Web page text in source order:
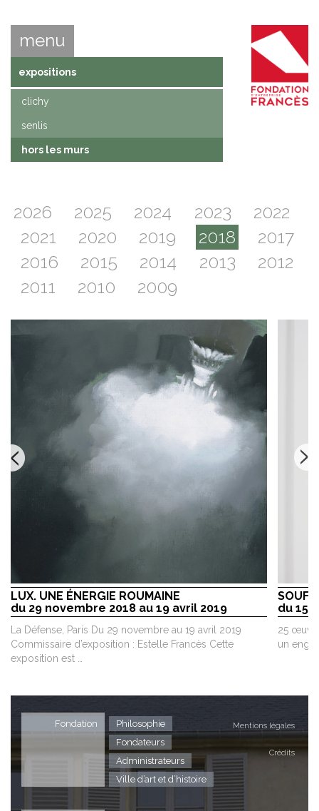
menu
expositions
clichy
senlis
hors les murs
2026 2025 2024 2023
2022
2021
2020 2019 2018
2017
2016
2015 2014 2013
2012
2011
2010 2009
LUX. UNE ÉNERGIE ROUMAINE
du 29 novembre 2018 au 19 avril 2019
La Défense, Paris Du 29 novembre au 19 avril 2019
Commissaire d’exposition : Estelle Francès Cette
exposition est …
du 15
25
un
Mentions légales
Crédits
Fondation
Philosophie
Fondateurs
Administrateurs
Ville d’art et d’histoire